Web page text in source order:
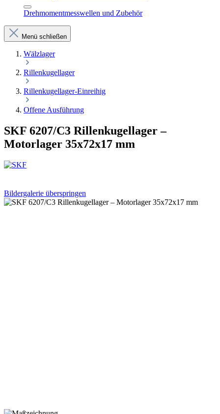
Drehmomentmesswellen und Zubehör
Menü schließen
Wälzlager
Rillenkugellager
Rillenkugellager-Einreihig
Offene Ausführung
SKF 6207/C3 Rillenkugellager –
Motorlager 35x72x17 mm
Bildergalerie überspringen